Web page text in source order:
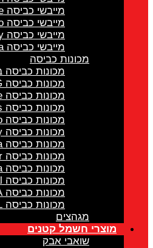
מייבשי כביסה Miele
מייבשי כביסה beko
מייבשי כביסה Candy
מייבשי כביסה midea
מכונות כביסה
מכונות כביסה
מכונות כביסה LG
מכונות כביסה miele
מכונות כביסה Siemens
מכונות כביסה Beko
מכונות כביסה Candy
מכונות כביסה Constructa
מכונות כביסה Hoover
מכונות כביסה midea
מכונות כביסה general
מכונות כביסה LACASA
מכונות כביסה TCL
מגהצים
מוצרי חשמל קטנים
שואבי אבק